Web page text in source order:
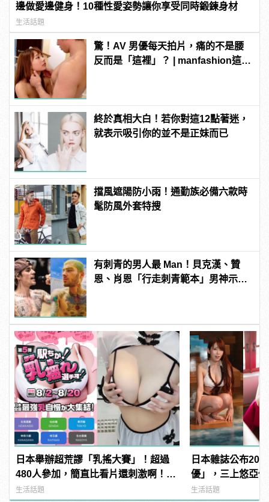
邊做愛邊健身！10種性愛姿勢讓你享受同時鍛鍊身材
生活話題
驚！AV 男優每天拍片，痛的不是腰
反而是「這裡」？ | manfashion這樣
終於真相大白！若你對這12點著迷，
就表示吸引你的並不是正妹而已
擋風遮陽防小雨！通勤族必備六款時
髦防風外套特搜
有刺青的男人最 Man！貝克漢、贊
恩、肖恩「行走刺青範本」男神示
日本舉辦超荒謬「乳搖大賽」！超過
480人參加，簡直比看片還刺激啊！ |
manfashion這樣變型男
生活話題
日本雜誌公布
優」，三上悠亞
manfashion這樣
生活話題